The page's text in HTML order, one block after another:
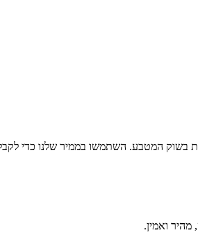
בשוק המטבע. השתמשו בממיר שלנו כדי
ואמין.